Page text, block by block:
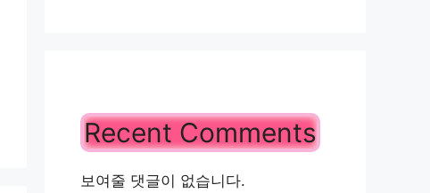
Recent Comments
보여줄 댓글이 없습니다.